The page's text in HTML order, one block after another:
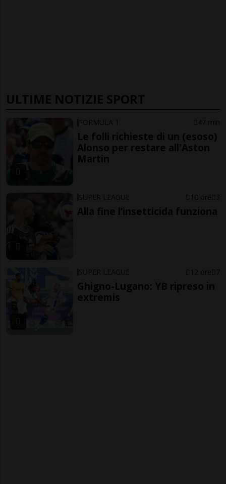
ULTIME NOTIZIE SPORT
FORMULA 1 47 min
Le folli richieste di un (esoso)
Alonso per restare all'Aston
Martin
SUPER LEAGUE 10 ore 3
Alla fine l’insetticida funziona
SUPER LEAGUE 12 ore 7
Ghigno-Lugano: YB ripreso in
extremis